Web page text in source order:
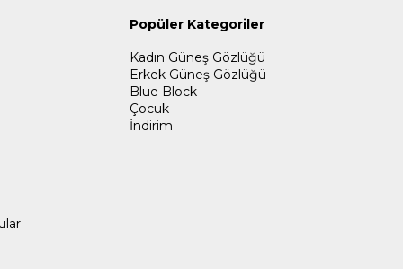
Popüler Kategoriler
Kadın Güneş Gözlüğü
Erkek Güneş Gözlüğü
Blue Block
Çocuk
İndirim